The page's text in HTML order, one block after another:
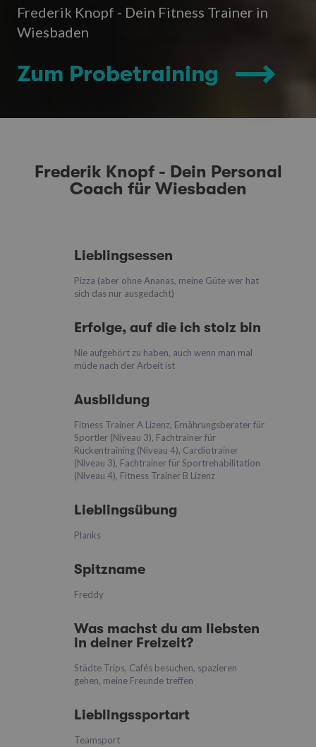
Frederik Knopf - Dein Fitness Trainer in
Wiesbaden
Zum Probetraining
Frederik Knopf - Dein Personal
Coach für Wiesbaden
Lieblingsessen
Pizza (aber ohne Ananas, meine Güte wer hat
sich das nur ausgedacht)
Erfolge, auf die ich stolz bin
Nie aufgehört zu haben, auch wenn man mal
müde nach der Arbeit ist
Ausbildung
Fitness Trainer A Lizenz, Ernährungsberater für
Sportler (Niveau 3), Fachtrainer für
Rückentraining (Niveau 4), Cardiotrainer
(Niveau 3), Fachtrainer für Sportrehabilitation
(Niveau 4), Fitness Trainer B Lizenz
Lieblingsübung
Planks
Spitzname
Freddy
Was machst du am liebsten
in deiner Freizeit?
Städte Trips, Cafés besuchen, spazieren
gehen, meine Freunde treffen
Lieblingssportart
Teamsport